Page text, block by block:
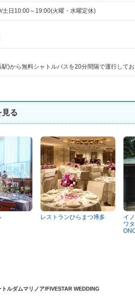
土日10:00～19:00(火曜・水曜定休)
)から無料シャトルバスを20分間隔で運行して
見る
レストランひらまつ博多
イ
ワ
トルダムマリノア/FIVESTAR WEDDING